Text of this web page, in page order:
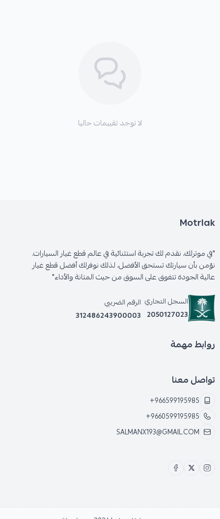
✅ أداء فرامل محسّن وقوة فرملة أعلى بنسبة تتراوح بين
✅ فعالية خاصة مع السرعات العالية أو عند القيادة على
* اهتزاز أو رجة في عجلة القيادة عند استخدام الفرامل.
* ضعف في قوة الفرملة خاصة عند الاستخدام المتكرر أو
في الظروف القاسية.
لا توجد تقييمات حاليا
Motrlak
"في موترلك، نقدم لك تجربة استثنائية في عالم قطع غيار السيارات.
نؤمن بأن سيارتك تستحق الأفضل، لذلك نوفرلك أفضل قطع غيار
عالية الجودة تتفوق على السوق من حيث المتانة والأداء"
السجل التجاري
2050127023
الرقم الضريبي
312486243900003
روابط مهمة
تواصل معنا
+966599195985
+9660599195985
SALMANX193@GMAIL.COM